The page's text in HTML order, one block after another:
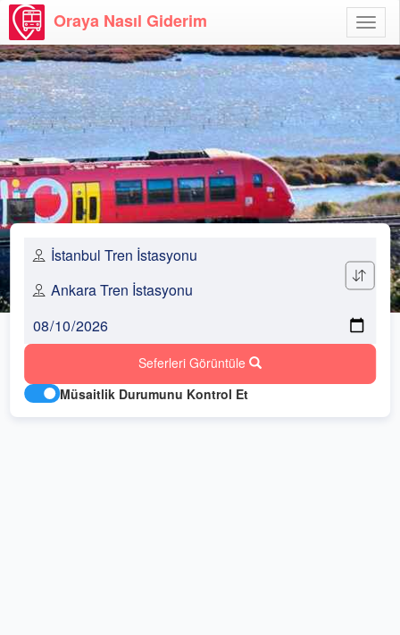
Aç
Oraya Nasıl Giderim
Seferleri Görüntüle
Müsaitlik Durumunu Kontrol Et